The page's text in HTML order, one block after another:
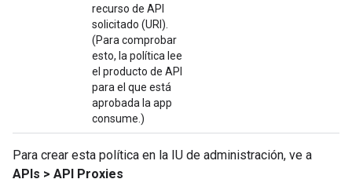
recurso de API
solicitado (URI).
(Para comprobar
esto, la política lee
el producto de API
para el que está
aprobada la app
consume.)
Para crear esta política en la IU de administración, ve a
APIs > API Proxies